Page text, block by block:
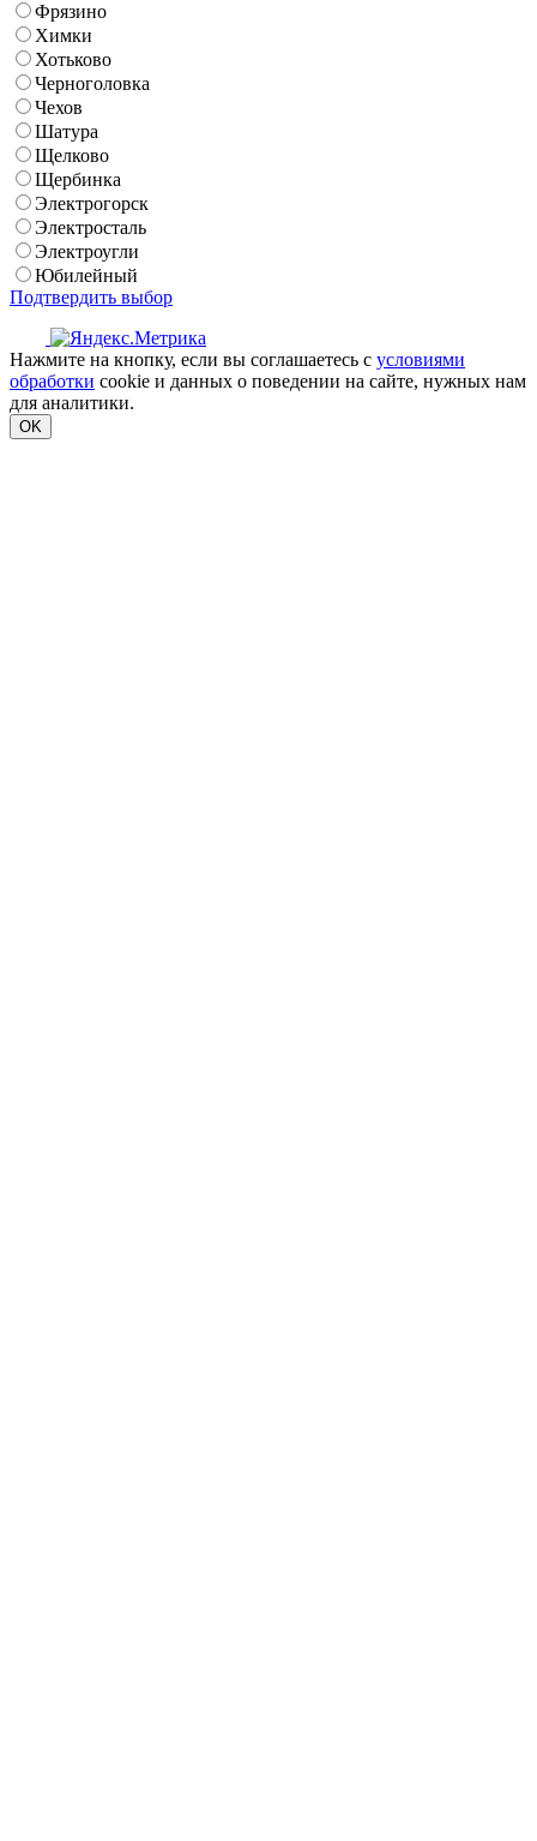
Фрязино
Химки
Хотьково
Черноголовка
Чехов
Шатура
Щелково
Щербинка
Электрогорск
Электросталь
Электроугли
Юбилейный
Подтвердить выбор
Нажмите на кнопку, если вы соглашаетесь с условиями
обработки cookie и данных о поведении на сайте, нужных нам
для аналитики.
OK